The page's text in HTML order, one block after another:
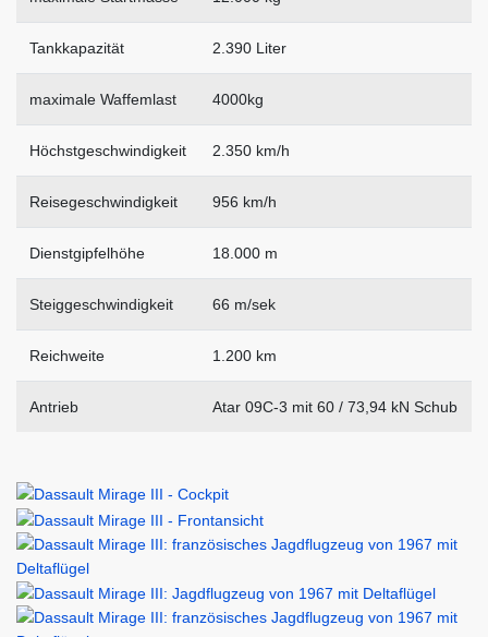
Tankkapazität 2.390 Liter
maximale Waffemlast 4000kg
Höchstgeschwindigkeit 2.350 km/h
Reisegeschwindigkeit 956 km/h
Dienstgipfelhöhe 18.000 m
Steiggeschwindigkeit 66 m/sek
Reichweite 1.200 km
Antrieb Atar 09C-3 mit 60 / 73,94 kN Schub